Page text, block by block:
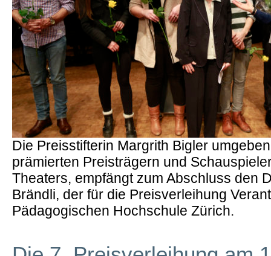
Die Preisstifterin Margrith Bigler
prämierten Preisträgern und
Theaters, empfängt zum Abschluss den
Brändli, der für die Preisverleihung
Pädagogischen Hochschule Zürich.